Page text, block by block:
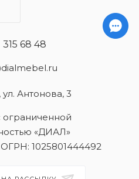
68 48
ул. Антонова, 3
«ДИАЛ»
1025801444492